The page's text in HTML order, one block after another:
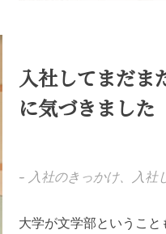
入社してまだま
に気づきました
-- 入社のきっかけ、入社
大学が文学部というこ